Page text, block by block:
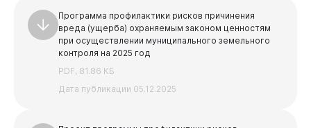
Программа профилактики рисков причинения
вреда (ущерба) охраняемым законом ценностям
при осуществлении муниципального земельного
контроля на 2025 год
PDF, 81.86 КБ
Дата публикации 05.12.2025